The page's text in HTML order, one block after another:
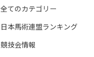
全てのカテゴリー
日本馬術連盟ランキング
競技会情報